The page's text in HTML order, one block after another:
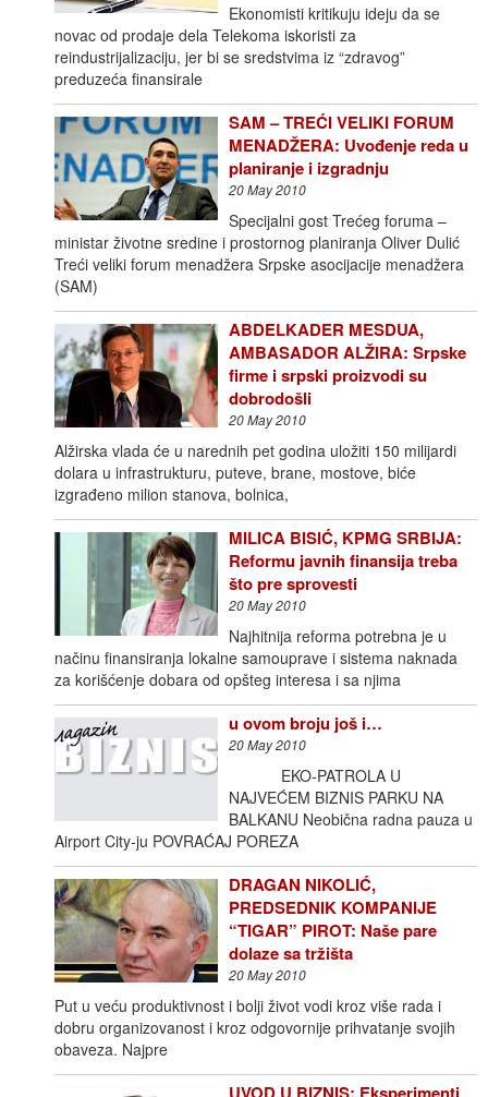
Ekonomisti kritikuju ideju da se
novac od prodaje dela Telekoma iskoristi za
reindustrijalizaciju, jer bi se sredstvima iz “zdravog”
preduzeća finansirale
SAM – TREĆI VELIKI FORUM
MENADŽERA: Uvođenje reda u
planiranje i izgradnju
20 May 2010
Specijalni gost Trećeg foruma –
ministar životne sredine i prostornog planiranja Oliver Dulić
Treći veliki forum menadžera Srpske asocijacije menadžera
(SAM)
ABDELKADER MESDUA,
AMBASADOR ALŽIRA: Srpske
firme i srpski proizvodi su
dobrodošli
20 May 2010
Alžirska vlada će u narednih pet godina uložiti 150 milijardi
dolara u infrastrukturu, puteve, brane, mostove, biće
izgrađeno milion stanova, bolnica,
MILICA BISIĆ, KPMG SRBIJA:
Reformu javnih finansija treba
što pre sprovesti
20 May 2010
Najhitnija reforma potrebna je u
načinu finansiranja lokalne samouprave i sistema naknada
za korišćenje dobara od opšteg interesa i sa njima
u ovom broju još i…
20 May 2010
EKO-PATROLA U
NAJVEĆEM BIZNIS PARKU NA
BALKANU Neobična radna pauza u
Airport City-ju POVRAĆAJ POREZA
DRAGAN NIKOLIĆ,
PREDSEDNIK KOMPANIJE
“TIGAR” PIROT: Naše pare
dolaze sa tržišta
20 May 2010
Put u veću produktivnost i bolji život vodi kroz više rada i
dobru organizovanost i kroz odgovornije prihvatanje svojih
obaveza. Najpre
UVOD U BIZNIS: Eksperimenti